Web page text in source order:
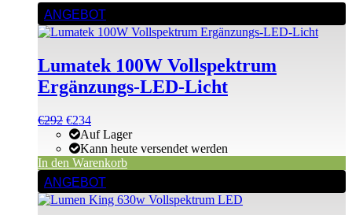
ANGEBOT
Lumatek 100W Vollspektrum
Ergänzungs-LED-Licht
Ursprünglicher
Preis
war:
€292
€292Aktueller
Preis
ist:
€292.
€234
Auf Lager
Kann heute versendet werden
In den Warenkorb
ANGEBOT